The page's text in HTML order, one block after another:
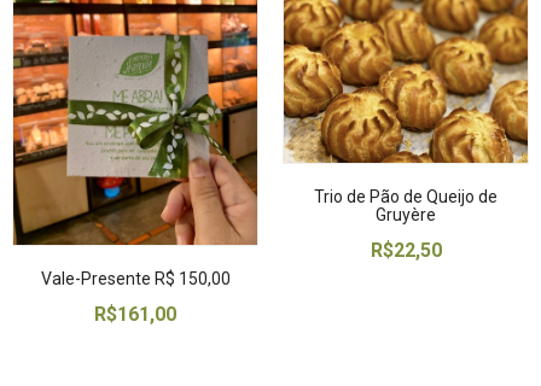
Vale-Presente R$ 150,00
R$161,00
Trio de Pão de Queijo de
Gruyère
R$22,50